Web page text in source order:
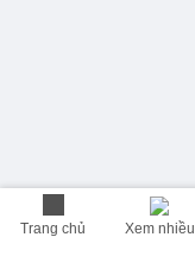
Trang chủ Xem nhiều